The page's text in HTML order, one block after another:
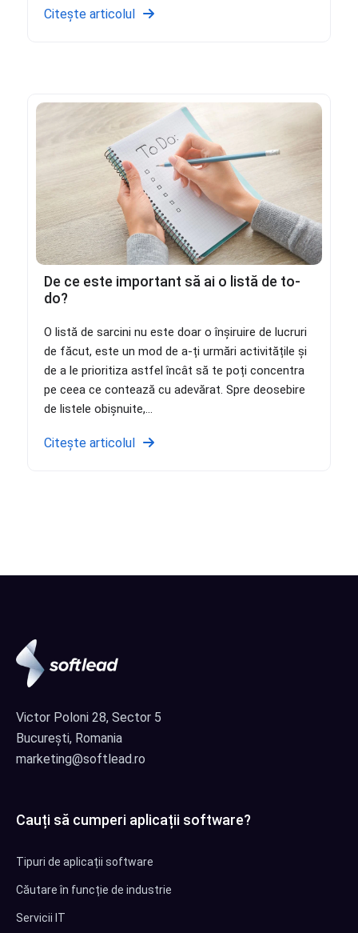
Citește articolul
De ce este important să ai o listă de to-
do?
O listă de sarcini nu este doar o înșiruire de lucruri
de făcut, este un mod de a-ți urmări activitățile și
de a le prioritiza astfel încât să te poți concentra
pe ceea ce contează cu adevărat. Spre deosebire
de listele obișnuite,...
Citește articolul
Victor Poloni 28, Sector 5
București, Romania
marketing@softlead.ro
Cauți să cumperi aplicații software?
Tipuri de aplicații software
Căutare în funcție de industrie
Servicii IT